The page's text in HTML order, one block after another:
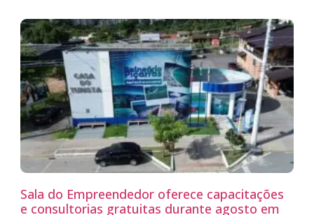
Sala do Empreendedor oferece capacitações
e consultorias gratuitas durante agosto em